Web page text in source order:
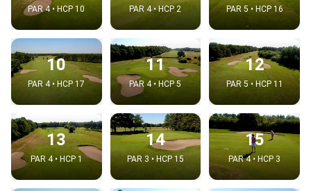
PAR 4 • HCP 10 PAR 4 • HCP 2 PAR 5 • HCP 16
10
PAR 4 • HCP 17
11
PAR 4 • HCP 5
12
PAR 5 • HCP 11
13
PAR 4 • HCP 1
14
PAR 3 • HCP 15
15
PAR 4 • HCP 3